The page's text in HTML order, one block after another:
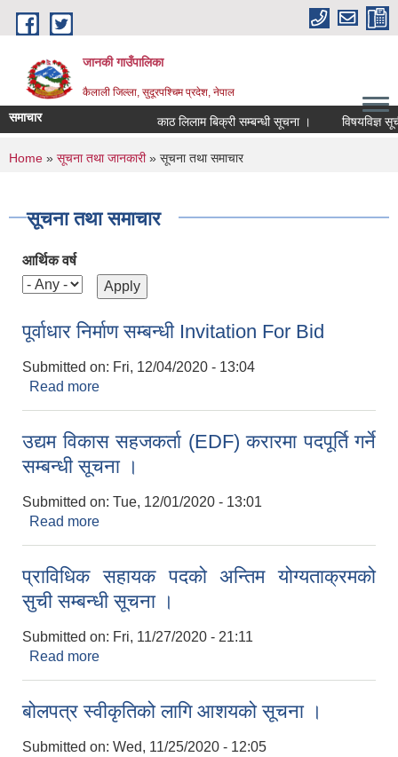
Skip to main content
जानकी गाउँपालिका
कैलाली जिल्ला, सुदूरपश्चिम प्रदेश, नेपाल
समाचार काठ लिलाम बिक्री सम्बन्धी सूचना । विषयविज्ञ
You are here
Home » सूचना तथा जानकारी» सूचना तथा समाचार
सूचना तथा समाचार
आर्थिक वर्ष
पूर्वाधार निर्माण सम्बन्धी Invitation For Bid
Submitted on: Fri, 12/04/2020 - 13:04
Read more
उद्यम विकास सहजकर्ता (EDF) करारमा पदपूर्ति गर्ने
सम्बन्धी सूचना ।
Submitted on: Tue, 12/01/2020 - 13:01
Read more
प्राविधिक सहायक पदको अन्तिम योग्यताक्रमको
सुची सम्बन्धी सूचना ।
Submitted on: Fri, 11/27/2020 - 21:11
Read more
बोलपत्र स्वीकृतिको लागि आशयको सूचना ।
Submitted on: Wed, 11/25/2020 - 12:05